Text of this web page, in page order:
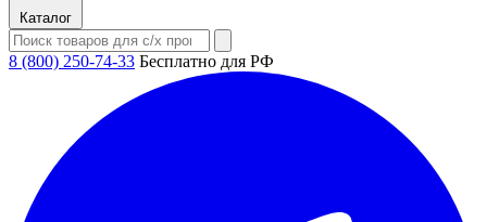
Каталог
8 (800) 250-74-33 Бесплатно для РФ